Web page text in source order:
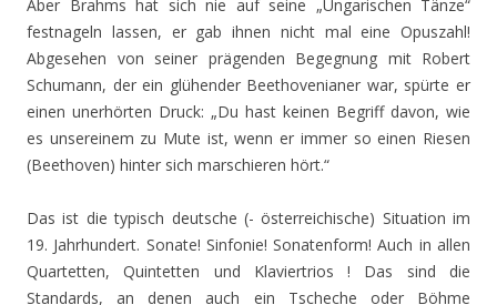
Aber Brahms hat sich nie auf seine „Ungarischen Tänze“
festnageln lassen, er gab ihnen nicht mal eine Opuszahl!
Abgesehen von seiner prägenden Begegnung mit Robert
Schumann, der ein glühender Beethovenianer war, spürte er
einen unerhörten Druck: „Du hast keinen Begriff davon, wie
es unsereinem zu Mute ist, wenn er immer so einen Riesen
(Beethoven) hinter sich marschieren hört.“
Das ist die typisch deutsche (- österreichische) Situation im
19. Jahrhundert. Sonate! Sinfonie! Sonatenform! Auch in allen
Quartetten, Quintetten und Klaviertrios ! Das sind die
Standards, an denen auch ein Tscheche oder Böhme